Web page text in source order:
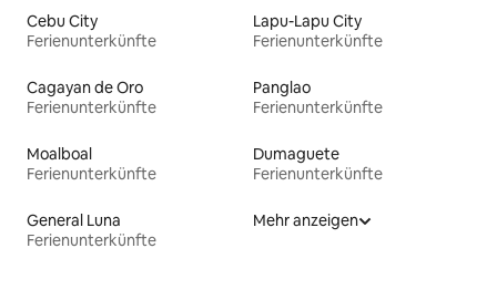
Cebu City
Ferienunterkünfte
Lapu-Lapu City
Ferienunterkünfte
Cagayan de Oro
Ferienunterkünfte
Panglao
Ferienunterkünfte
Moalboal
Ferienunterkünfte
Dumaguete
Ferienunterkünfte
General Luna
Ferienunterkünfte
Mehr anzeigen